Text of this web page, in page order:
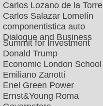
Carlos Lozano de la Torre
Carlos Salazar Lomelín
componentistica auto
Dialogue and Business
Summit for Investment
Donald Trump
Economic London School
Emiliano Zanotti
Enel Green Power
Ernst&Young Roma